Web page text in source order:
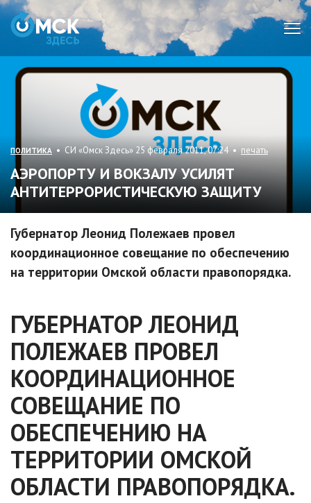
ПОЛИТИКА • СИ «Омск Здесь» 25 февраля 2011, 07:24 • печать
АЭРОПОРТУ И ВОКЗАЛУ УСИЛЯТ
АНТИТЕРРОРИСТИЧЕСКУЮ ЗАЩИТУ
Губернатор Леонид Полежаев провел
координационное совещание по обеспечению
на территории Омской области правопорядка.
ГУБЕРНАТОР ЛЕОНИД
ПОЛЕЖАЕВ ПРОВЕЛ
КООРДИНАЦИОННОЕ
СОВЕЩАНИЕ ПО
ОБЕСПЕЧЕНИЮ НА
ТЕРРИТОРИИ ОМСКОЙ
ОБЛАСТИ ПРАВОПОРЯДКА.